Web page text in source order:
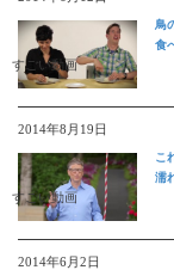
すごい動画
鳥
食
2014年8月19日
すごい動画
こ
濡
2014年6月2日